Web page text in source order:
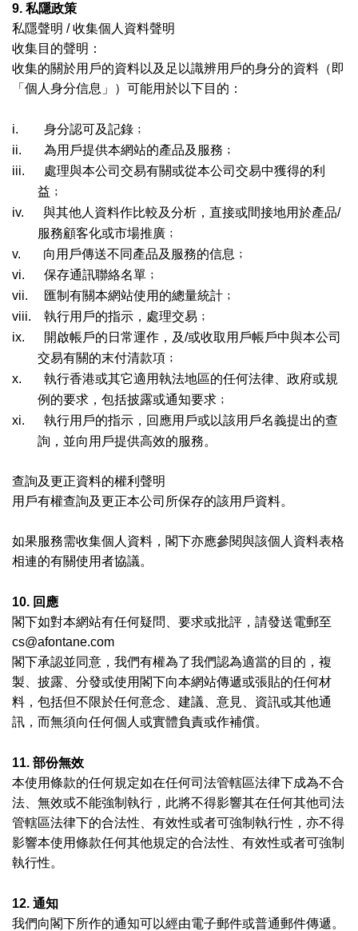
9. 私隱政策
私隱聲明 /收集個人資料聲明
收集目的聲明：
收集的關於用戶的資料以及足以識辨用戶的身分的資料（即
「個人身分信息」）可能用於以下目的：
i.
身分認可及記錄﹔
ii.
為用戶提供本網站的產品及服務﹔
iii.
處理與本公司交易有關或從本公司交易中獲得的利
益﹔
iv.
與其他人資料作比較及分析，直接或間接地用於產品/
服務顧客化或市場推廣﹔
v.
向用戶傳送不同產品及服務的信息﹔
vi.
保存通訊聯絡名單﹔
vii.
匯制有關本網站使用的總量統計﹔
viii.
執行用戶的指示，處理交易﹔
ix.
開啟帳戶的日常運作，及/或收取用戶帳戶中與本公司
交易有關的末付清款項﹔
x.
執行香港或其它適用執法地區的任何法律、政府或規
例的要求，包括披露或通知要求﹔
xi.
執行用戶的指示，回應用戶或以該用戶名義提出的查
詢，並向用戶提供高效的服務。
查詢及更正資料的權利聲明
用戶有權查詢及更正本公司所保存的該用戶資料。
如果服務需收集個人資料，閣下亦應參閱與該個人資料表格
相連的有關使用者協議。
10. 回應
閣下如對本網站有任何疑問、要求或批評，請發送電郵至
cs@afontane.com
閣下承認並同意，我們有權為了我們認為適當的目的，複
製、披露、分發或使用閣下向本網站傳遞或張貼的任何材
料，包括但不限於任何意念、建議、意見、資訊或其他通
訊，而無須向任何個人或實體負責或作補償。
11. 部份無效
本使用條款的任何規定如在任何司法管轄區法律下成為不合
法、無效或不能強制執行，此將不得影響其在任何其他司法
管轄區法律下的合法性、有效性或者可強制執行性，亦不得
影響本使用條款任何其他規定的合法性、有效性或者可強制
執行性。
12. 通知
我們向閣下所作的通知可以經由電子郵件或普通郵件傳遞。